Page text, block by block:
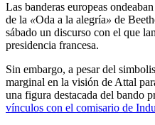
Las banderas europeas
de la «Oda a la alegría» de
sábado un discurso con el que
presidencia francesa.
Sin embargo, a pesar del
marginal en la visión de Attal
una figura destacada del bando
vínculos con el comisario de